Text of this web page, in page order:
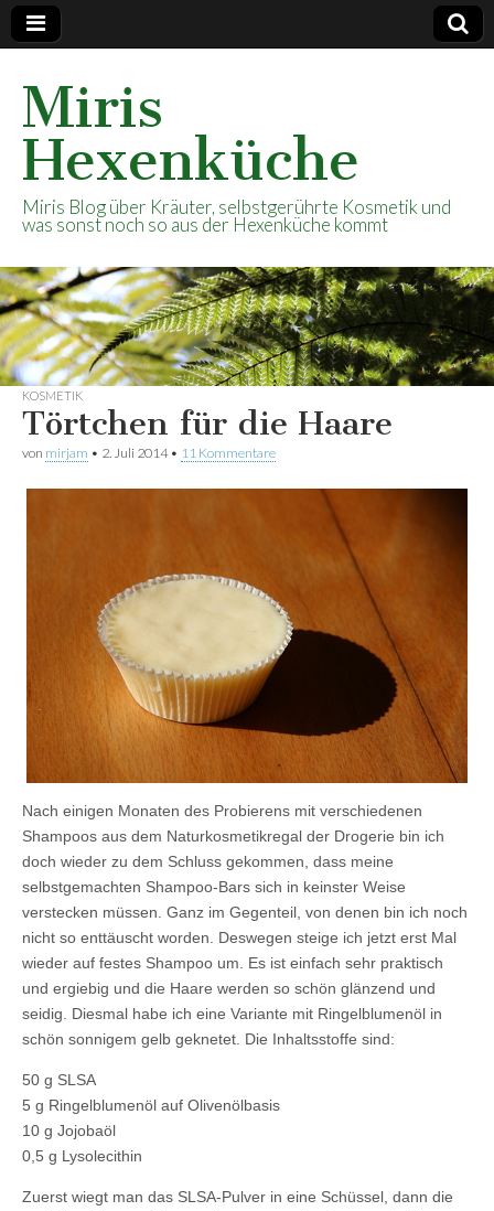
Miris
Hexenküche
Miris Blog über Kräuter, selbstgerührte Kosmetik und
was sonst noch so aus der Hexenküche kommt
KOSMETIK
Törtchen für die Haare
von mirjam • 2. Juli 2014• 11 Kommentare
Nach einigen Monaten des Probierens mit verschiedenen
Shampoos aus dem Naturkosmetikregal der Drogerie bin ich
doch wieder zu dem Schluss gekommen, dass meine
selbstgemachten Shampoo-Bars sich in keinster Weise
verstecken müssen. Ganz im Gegenteil, von denen bin ich noch
nicht so enttäuscht worden. Deswegen steige ich jetzt erst Mal
wieder auf festes Shampoo um. Es ist einfach sehr praktisch
und ergiebig und die Haare werden so schön glänzend und
seidig. Diesmal habe ich eine Variante mit Ringelblumenöl in
schön sonnigem gelb geknetet. Die Inhaltsstoffe sind:
50 g SLSA
5 g Ringelblumenöl auf Olivenölbasis
10 g Jojobaöl
0,5 g Lysolecithin
Zuerst wiegt man das SLSA-Pulver in eine Schüssel, dann die